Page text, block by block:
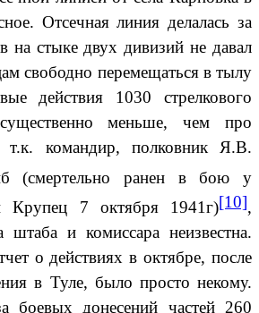
Отсечная линия делалась за
на стыке двух дивизий не давал
свободно перемещаться в тылу
действия 1030 стрелкового
меньше, чем про
т.к. командир, полковник Я.В.
(смертельно ранен в бою у
Крупец 7 октября 1941г)[10],
штаба и комиссара неизвестна.
о действиях в октябре, после
в Туле, было просто некому.
боевых донесений частей 260